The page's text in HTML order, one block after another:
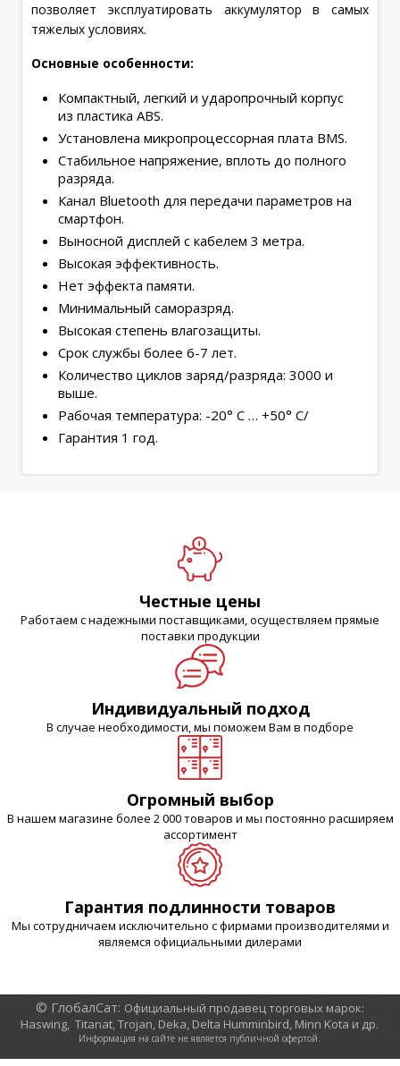
позволяет эксплуатировать аккумулятор в самых
тяжелых условиях.
Основные особенности:
Компактный, легкий и ударопрочный корпус
из пластика ABS.
Установлена микропроцессорная плата BMS.
Стабильное напряжение, вплоть до полного
разряда.
Канал Bluetooth для передачи параметров на
смартфон.
Выносной дисплей с кабелем 3 метра.
Высокая эффективность.
Нет эффекта памяти.
Минимальный саморазряд.
Высокая степень влагозащиты.
Срок службы более 6-7 лет.
Количество циклов заряд/разряда: 3000 и
выше.
Рабочая температура: -20° С … +50° С/
Гарантия 1 год.
Честные цены
Работаем с надежными поставщиками, осуществляем прямые
поставки продукции
Индивидуальный подход
В случае необходимости, мы поможем Вам в подборе
Огромный выбор
В нашем магазине более 2 000 товаров и мы постоянно расширяем
ассортимент
Гарантия подлинности товаров
Мы сотрудничаем исключительно с фирмами производителями и
являемся официальными дилерами
© ГлобалСат: Официальный продавец торговых марок:
Haswing, Titanat, Trojan, Deka, Delta Humminbird, Minn Kota и др.
Информация на сайте не является публичной офертой.